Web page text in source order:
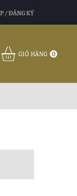
/ ĐĂNG KÝ
GIỎ HÀNG 0